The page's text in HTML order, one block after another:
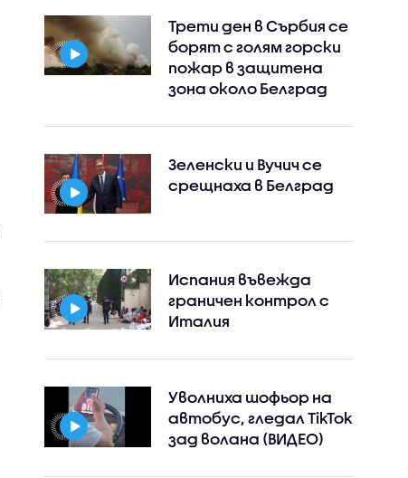
Трети ден в Сърбия се
борят с голям горски
пожар в защитена
зона около Белград
Зеленски и Вучич се
срещнаха в Белград
Испания въвежда
граничен контрол с
Италия
Уволниха шофьор на
автобус, гледал TikTok
зад волана (ВИДЕО)